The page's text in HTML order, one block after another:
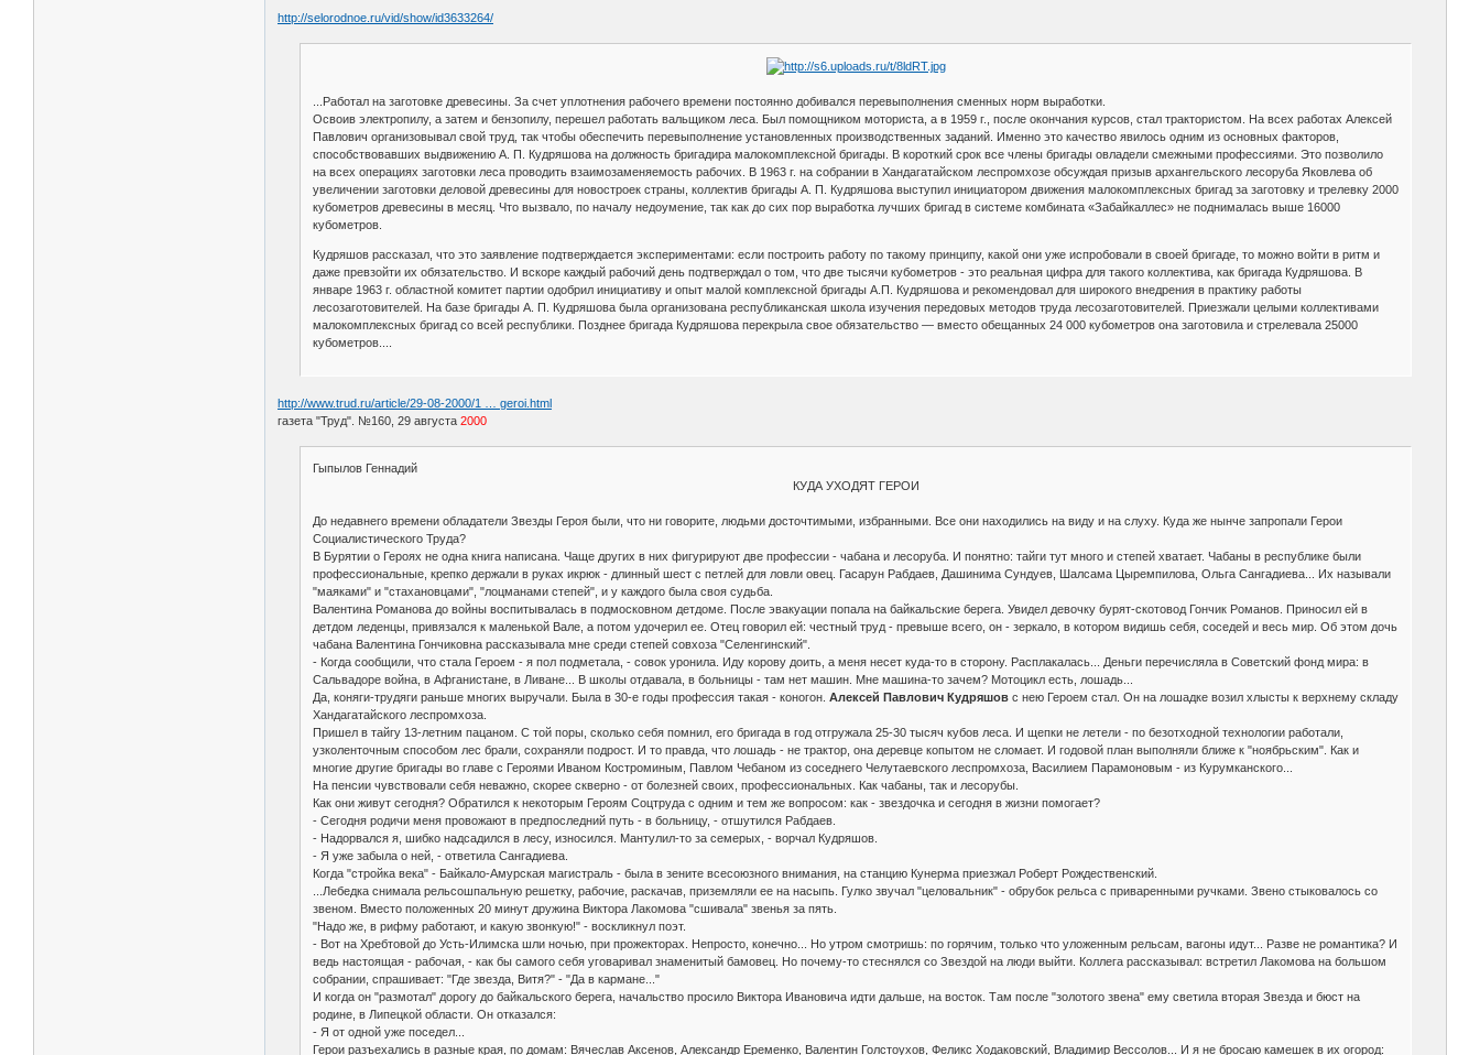
http://selorodnoe.ru/vid/show/id3633264/
...Работал на заготовке древесины. За счет уплотнения рабочего времени постоянно добивался перевыполнения сменных норм выработки.
Освоив электропилу, а затем и бензопилу, перешел работать вальщиком леса. Был помощником моториста, а в 1959 г., после окончания курсов, стал трактористом. На всех работах Алексей
Павлович организовывал свой труд, так чтобы обеспечить перевыполнение установленных производственных заданий. Именно это качество явилось одним из основных факторов,
способствовавших выдвижению А. П. Кудряшова на должность бригадира малокомплексной бригады. В короткий срок все члены бригады овладели смежными профессиями. Это позволило
на всех операциях заготовки леса проводить взаимозаменяемость рабочих. В 1963 г. на собрании в Хандагатайском леспромхозе обсуждая призыв архангельского лесоруба Яковлева об
увеличении заготовки деловой древесины для новостроек страны, коллектив бригады А. П. Кудряшова выступил инициатором движения малокомплексных бригад за заготовку и трелевку 2000
кубометров древесины в месяц. Что вызвало, по началу недоумение, так как до сих пор выработка лучших бригад в системе комбината «Забайкаллес» не поднималась выше 16000
кубометров.
Кудряшов рассказал, что это заявление подтверждается экспериментами: если построить работу по такому принципу, какой они уже испробовали в своей бригаде, то можно войти в ритм и
даже превзойти их обязательство. И вскоре каждый рабочий день подтверждал о том, что две тысячи кубометров - это реальная цифра для такого коллектива, как бригада Кудряшова. В
январе 1963 г. областной комитет партии одобрил инициативу и опыт малой комплексной бригады А.П. Кудряшова и рекомендовал для широкого внедрения в практику работы
лесозаготовителей. На базе бригады А. П. Кудряшова была организована республиканская школа изучения передовых методов труда лесозаготовителей. Приезжали целыми коллективами
малокомплексных бригад со всей республики. Позднее бригада Кудряшова перекрыла свое обязательство — вместо обещанных 24 000 кубометров она заготовила и стрелевала 25000
кубометров....
http://www.trud.ru/article/29-08-2000/1 … geroi.html
газета "Труд". №160, 29 августа2000
Гыпылов Геннадий
КУДА УХОДЯТ ГЕРОИ
До недавнего времени обладатели Звезды Героя были, что ни говорите, людьми досточтимыми, избранными. Все они находились на виду и на слуху. Куда же нынче запропали Герои
Социалистического Труда?
В Бурятии о Героях не одна книга написана. Чаще других в них фигурируют две профессии - чабана и лесоруба. И понятно: тайги тут много и степей хватает. Чабаны в республике были
профессиональные, крепко держали в руках икрюк - длинный шест с петлей для ловли овец. Гасарун Рабдаев, Дашинима Сундуев, Шалсама Цыремпилова, Ольга Сангадиева... Их называли
"маяками" и "стахановцами", "лоцманами степей", и у каждого была своя судьба.
Валентина Романова до войны воспитывалась в подмосковном детдоме. После эвакуации попала на байкальские берега. Увидел девочку бурят-скотовод Гончик Романов. Приносил ей в
детдом леденцы, привязался к маленькой Вале, а потом удочерил ее. Отец говорил ей: честный труд - превыше всего, он - зеркало, в котором видишь себя, соседей и весь мир. Об этом дочь
чабана Валентина Гончиковна рассказывала мне среди степей совхоза "Селенгинский".
- Когда сообщили, что стала Героем - я пол подметала, - совок уронила. Иду корову доить, а меня несет куда-то в сторону. Расплакалась... Деньги перечисляла в Советский фонд мира: в
Сальвадоре война, в Афганистане, в Ливане... В школы отдавала, в больницы - там нет машин. Мне машина-то зачем? Мотоцикл есть, лошадь...
Да, коняги-трудяги раньше многих выручали. Была в 30-е годы профессия такая - коногон. Алексей Павлович Кудряшовс нею Героем стал. Он на лошадке возил хлысты к верхнему складу
Хандагатайского леспромхоза.
Пришел в тайгу 13-летним пацаном. С той поры, сколько себя помнил, его бригада в год отгружала 25-30 тысяч кубов леса. И щепки не летели - по безотходной технологии работали,
узколенточным способом лес брали, сохраняли подрост. И то правда, что лошадь - не трактор, она деревце копытом не сломает. И годовой план выполняли ближе к "ноябрьским". Как и
многие другие бригады во главе с Героями Иваном Костроминым, Павлом Чебаном из соседнего Челутаевского леспромхоза, Василием Парамоновым - из Курумканского...
На пенсии чувствовали себя неважно, скорее скверно - от болезней своих, профессиональных. Как чабаны, так и лесорубы.
Как они живут сегодня? Обратился к некоторым Героям Соцтруда с одним и тем же вопросом: как - звездочка и сегодня в жизни помогает?
- Сегодня родичи меня провожают в предпоследний путь - в больницу, - отшутился Рабдаев.
- Надорвался я, шибко надсадился в лесу, износился. Мантулил-то за семерых, - ворчал Кудряшов.
- Я уже забыла о ней, - ответила Сангадиева.
Когда "стройка века" - Байкало-Амурская магистраль - была в зените всесоюзного внимания, на станцию Кунерма приезжал Роберт Рождественский.
...Лебедка снимала рельсошпальную решетку, рабочие, раскачав, приземляли ее на насыпь. Гулко звучал "целовальник" - обрубок рельса с приваренными ручками. Звено стыковалось со
звеном. Вместо положенных 20 минут дружина Виктора Лакомова "сшивала" звенья за пять.
"Надо же, в рифму работают, и какую звонкую!" - воскликнул поэт.
- Вот на Хребтовой до Усть-Илимска шли ночью, при прожекторах. Непросто, конечно... Но утром смотришь: по горячим, только что уложенным рельсам, вагоны идут... Разве не романтика? И
ведь настоящая - рабочая, - как бы самого себя уговаривал знаменитый бамовец. Но почему-то стеснялся со Звездой на люди выйти. Коллега рассказывал: встретил Лакомова на большом
собрании, спрашивает: "Где звезда, Витя?" - "Да в кармане..."
И когда он "размотал" дорогу до байкальского берега, начальство просило Виктора Ивановича идти дальше, на восток. Там после "золотого звена" ему светила вторая Звезда и бюст на
родине, в Липецкой области. Он отказался:
- Я от одной уже поседел...
Герои разъехались в разные края, по домам: Вячеслав Аксенов, Александр Еременко, Валентин Голстоухов, Феликс Ходаковский, Владимир Вессолов... И я не бросаю камешек в их огород: